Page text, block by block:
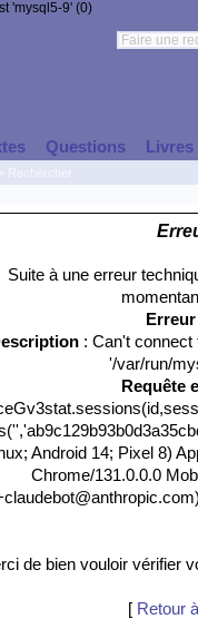
'mysql5-9' (0)
Questions Livres
Suite à une erreur
: Can't connect
'/var/run/
Requête
Android 14; Pixel 8)
Chrome/131.0.0.0
de bien vouloir vérifier
[ Retour